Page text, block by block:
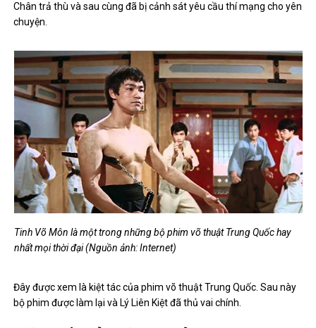
Chân trả thù và sau cùng đã bị cảnh sát yêu cầu thí mạng cho yên
chuyện.
Tinh Võ Môn là một trong những bộ phim võ thuật Trung Quốc hay
nhất mọi thời đại (Nguồn ảnh: Internet)
Đây được xem là kiệt tác của phim võ thuật Trung Quốc. Sau này
bộ phim được làm lại và Lý Liên Kiệt đã thủ vai chính.